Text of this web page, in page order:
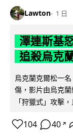
Lawton 1 日
澤連斯基
追殺烏克
烏克蘭克爾松一
傷，影片由烏克
「狩獵式」攻擊
104 40 ↗